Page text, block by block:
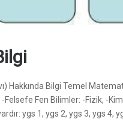
Hakkında Bilgi Temel
-Felsefe Fen Bilimler: -
ygs 1, ygs 2, ygs 3, ygs 4,